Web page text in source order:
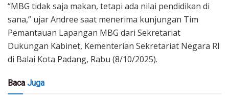
“MBG tidak saja makan, tetapi ada nilai pendidikan di
sana,” ujar Andree saat menerima kunjungan Tim
Pemantauan Lapangan MBG dari Sekretariat
Dukungan Kabinet, Kementerian Sekretariat Negara RI
di Balai Kota Padang, Rabu (8/10/2025).
Baca Juga